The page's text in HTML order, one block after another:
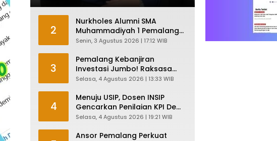
2
Nurkholes Alumni SMA
Muhammadiyah 1 Pemalang
Angkatan 1986 Resmi
Pesan Ketua Asmam 86
Senin, 3 Agustus 2026 | 17:12 WIB
3
Pemalang Kebanjiran
Investasi Jumbo! Raksasa
Garmen Jepang Siap Bangun
Tenaga Kerja
Selasa, 4 Agustus 2026 | 13:33 WIB
4
Menuju USIP, Dosen INSIP
Gencarkan Penilaian KPI Demi
Mutu Akademik
Selasa, 4 Agustus 2026 | 19:21 WIB
Ansor Pemalang Perkuat